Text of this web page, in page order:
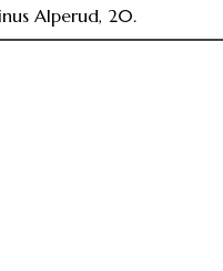
Alperud, 20.